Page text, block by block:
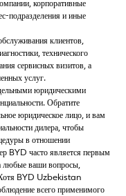
корпоративные
подразделения и иные
клиентов,
технического
сервисных визитов, а
услуг.
юридическими
Обратите
юридическое лицо, и вам
дилера, чтобы
в отношении
BYD часто является первым
любые ваши вопросы,
Хотя BYD Uzbekistan
всего применимого